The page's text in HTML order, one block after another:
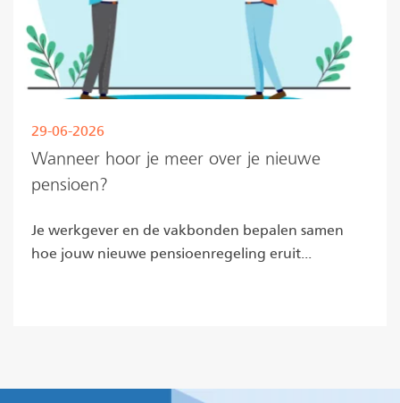
Wanneer hoor je meer over je nieuwe
pensioen?
29-06-2026
Je werkgever en de vakbonden bepalen samen
hoe jouw nieuwe pensioenregeling eruit...